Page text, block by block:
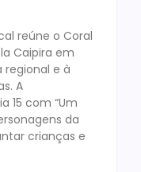
reúne o Coral
Caipira em
e à
A
15 com “Um
da
crianças e